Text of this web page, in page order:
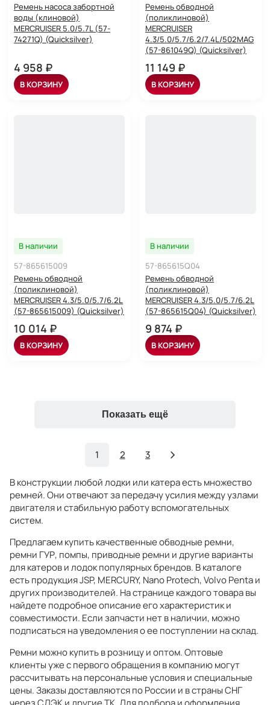
Ремень насоса забортной
воды (клиновой)
MERCRUISER 5.0/5.7L (57-
74271Q) (Quicksilver)
4 958 ₽
В КОРЗИНУ
Ремень обводной
(поликлиновой)
MERCRUISER
4.3/5.0/5.7/6.2/7.4L/502MAG
(57-861049Q) (Quicksilver)
11 149 ₽
В КОРЗИНУ
В наличии
57-865615009
Ремень обводной
(поликлиновой)
MERCRUISER 4.3/5.0/5.7/6.2L
(57-865615009) (Quicksilver)
10 014 ₽
В КОРЗИНУ
В наличии
57-865615Q04
Ремень обводной
(поликлиновой)
MERCRUISER 4.3/5.0/5.7/6.2L
(57-865615Q04) (Quicksilver)
9 874 ₽
В КОРЗИНУ
Показать ещё
1 2 3
В конструкции любой лодки или катера есть множество
ремней. Они отвечают за передачу усилия между узлами
двигателя и стабильную работу вспомогательных
систем.
Предлагаем купить качественные обводные ремни,
ремни ГУР, помпы, приводные ремни и другие варианты
для катеров и лодок популярных брендов. В каталоге
есть продукция JSP, MERCURY, Nano Protech, Volvo Penta и
других производителей. На странице каждого товара вы
найдете подробное описание его характеристик и
совместимости. Если запчасти нет в наличии, можно
подписаться на уведомления о ее поступлении на склад.
Ремни можно купить в розницу и оптом. Оптовые
клиенты уже с первого обращения в компанию могут
рассчитывать на персональные условия и специальные
цены. Заказы доставляются по России и в страны СНГ